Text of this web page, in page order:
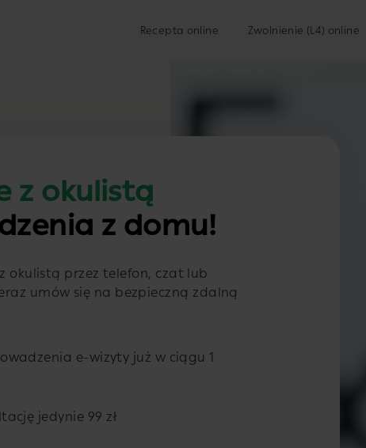
Recepta online Zwolnienie (L4) online
z okulistą
z domu!
okulistą przez telefon, czat lub
umów się na bezpieczną zdalną
e-wizyty już w ciągu 1
jedynie 99 zł